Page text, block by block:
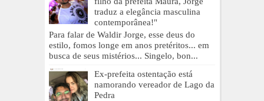
traduz a elegância masculina
contemporânea!"
Para falar de Waldir Jorge, esse deus do
estilo, fomos longe em anos pretéritos... em
busca de seus mistérios... Singelo, bon...
Ex-prefeita ostentação está
namorando vereador de Lago da
Pedra